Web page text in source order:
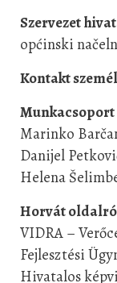
Szervezet
općinski
Kontakt
Munkacsoport
Marinko
Danijel
Helena
Horvát
VIDRA –
Fejlesztési
Hivatalos